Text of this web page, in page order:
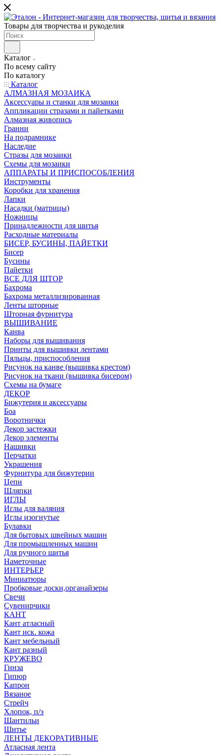
Товары для творчества и рукоделия
Каталог
По всему сайту
По каталогу
Каталог
АЛМАЗНАЯ МОЗАИКА
Аксессуары и станки для мозаики
Аппликации стразами и пайетками
Алмазная живопись
Гранни
На подрамнике
Наследие
Стразы для мозаики
Схемы для мозаики
АППАРАТЫ И ПРИСПОСОБЛЕНИЯ
Инструменты
Коробки для хранения
Лапки
Насадки (матрицы)
Ножницы
Принадлежности для шитья
Расходные материалы
БИСЕР, БУСИНЫ, ПАЙЕТКИ
Бисер
Бусины
Пайетки
ВСЕ ДЛЯ ШТОР
Бахрома
Бахрома металлизированная
Ленты шторные
Шторная фурнитура
ВЫШИВАНИЕ
Канва
Наборы для вышивания
Принты для вышивки лентами
Пяльцы, приспособления
Рисунок на канве (вышивка крестом)
Рисунок на ткани (вышивка бисером)
Схемы на бумаге
ДЕКОР
Бижутерия и аксессуары
Боа
Воротнички
Декор застежки
Декор элементы
Нашивки
Перчатки
Украшения
Фурнитура для бижутерии
Цепи
Шляпки
ИГЛЫ
Иглы для валяния
Иглы изогнутые
Булавки
Для бытовых швейных машин
Для промышленных машин
Для ручного шитья
Наметочные
ИНТЕРЬЕР
Миниатюры
Пробковые доски,органайзеры
Свечи
Сувенирчики
КАНТ
Кант атласный
Кант иск. кожа
Кант мебельный
Кант разный
КРУЖЕВО
Гинза
Гипюр
Капрон
Вязаное
Стрейч
Хлопок, п/э
Шантильи
Шитье
ЛЕНТЫ ДЕКОРАТИВНЫЕ
Атласная лента